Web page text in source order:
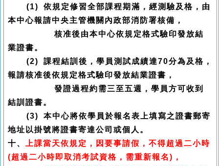
(1) 依規定修習全部課程期滿，經測驗及格，由
本中心報請中央主管機關內政部消防署核備，
核准後由本中心依規定格式驗印發放結
業證書。
(2) 課程結訓後，學員測試成績達70分為及格，
報請核准後依規定格式驗印發放結業證書，
發證過程約需三至五週，學員方可收到
結訓證書。
(3) 本中心將依學員於報名表上填寫之證書郵寄
地址以掛號將證書寄達公司或個人。
十、
上課當天依規定，因要事請假，不得超過二小時
(超過二小時即取消考試資格，需重新報名)，